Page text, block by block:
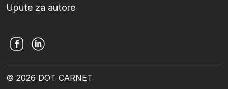
Upute za autore
© 2026 DOT CARNET